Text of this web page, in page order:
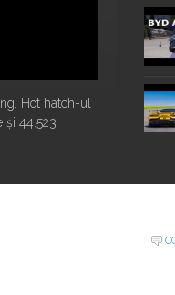
Hot hatch-ul
și 44.523